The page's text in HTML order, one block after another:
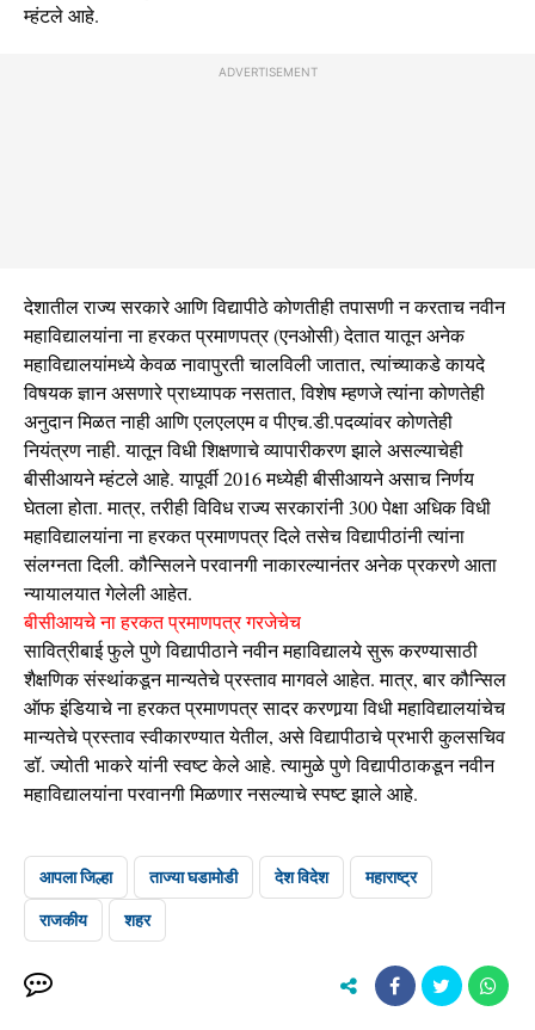
म्हंटले आहे.
ADVERTISEMENT
देशातील राज्य सरकारे आणि विद्यापीठे कोणतीही तपासणी न करताच नवीन
महाविद्यालयांना ना हरकत प्रमाणपत्र (एनओसी) देतात यातून अनेक
महाविद्यालयांमध्ये केवळ नावापुरती चालविली जातात, त्यांच्याकडे कायदे
विषयक ज्ञान असणारे प्राध्यापक नसतात, विशेष म्हणजे त्यांना कोणतेही
अनुदान मिळत नाही आणि एलएलएम व पीएच.डी.पदव्यांवर कोणतेही
नियंत्रण नाही. यातून विधी शिक्षणाचे व्यापारीकरण झाले असल्याचेही
बीसीआयने म्हंटले आहे. यापूर्वी 2016 मध्येही बीसीआयने असाच निर्णय
घेतला होता. मात्र, तरीही विविध राज्य सरकारांनी 300 पेक्षा अधिक विधी
महाविद्यालयांना ना हरकत प्रमाणपत्र दिले तसेच विद्यापीठांनी त्यांना
संलग्नता दिली. कौन्सिलने परवानगी नाकारल्यानंतर अनेक प्रकरणे आता
न्यायालयात गेलेली आहेत.
बीसीआयचे ना हरकत प्रमाणपत्र गरजेचेच
सावित्रीबाई फुले पुणे विद्यापीठाने नवीन महाविद्यालये सुरू करण्यासाठी
शैक्षणिक संस्थांकडून मान्यतेचे प्रस्ताव मागवले आहेत. मात्र, बार कौन्सिल
ऑफ इंडियाचे ना हरकत प्रमाणपत्र सादर करणार्‍या विधी महाविद्यालयांचेच
मान्यतेचे प्रस्ताव स्वीकारण्यात येतील, असे विद्यापीठाचे प्रभारी कुलसचिव
डॉ. ज्योती भाकरे यांनी स्वष्ट केले आहे. त्यामुळे पुणे विद्यापीठाकडून नवीन
महाविद्यालयांना परवानगी मिळणार नसल्याचे स्पष्ट झाले आहे.
आपला जिल्हा ताज्या घडामोडी देश विदेश महाराष्ट्र
राजकीय शहर